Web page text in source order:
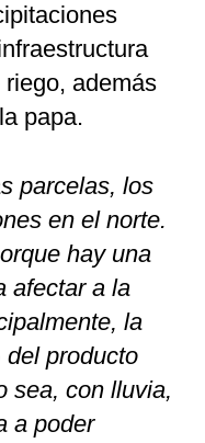
además
papa.
parcelas, los
en el norte.
hay una
afectar a la
la
producto
sea, con lluvia,
a poder